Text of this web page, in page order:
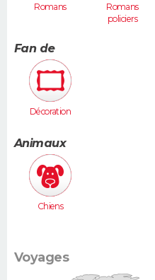
Romans
Romans
policiers
Fan de
Décoration
Animaux
Chiens
Voyages